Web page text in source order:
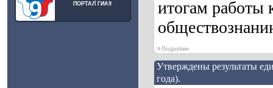
ПОРТАЛ ГИА9
итогам работы
»Подробнее
Утверждены результаты
года).